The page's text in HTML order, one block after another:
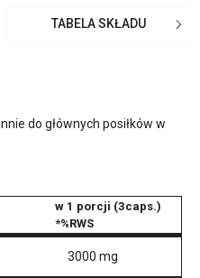
TABELA SKŁADU
do głównych posiłków w
w 1 porcji (3caps.)
*%RWS
3000 mg